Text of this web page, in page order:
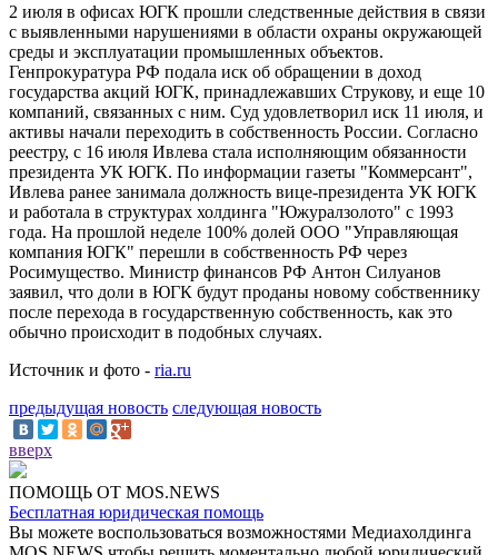
2 июля в офисах ЮГК прошли следственные действия в связи
с выявленными нарушениями в области охраны окружающей
среды и эксплуатации промышленных объектов.
Генпрокуратура РФ подала иск об обращении в доход
государства акций ЮГК, принадлежавших Струкову, и еще 10
компаний, связанных с ним. Суд удовлетворил иск 11 июля, и
активы начали переходить в собственность России. Согласно
реестру, с 16 июля Ивлева стала исполняющим обязанности
президента УК ЮГК. По информации газеты "Коммерсант",
Ивлева ранее занимала должность вице-президента УК ЮГК
и работала в структурах холдинга "Южуралзолото" с 1993
года. На прошлой неделе 100% долей ООО "Управляющая
компания ЮГК" перешли в собственность РФ через
Росимущество. Министр финансов РФ Антон Силуанов
заявил, что доли в ЮГК будут проданы новому собственнику
после перехода в государственную собственность, как это
обычно происходит в подобных случаях.
Источник и фото - ria.ru
предыдущая новость следующая новость
вверх
ПОМОЩЬ ОТ MOS.NEWS
Бесплатная юридическая помощь
Вы можете воспользоваться возможностями Медиахолдинга